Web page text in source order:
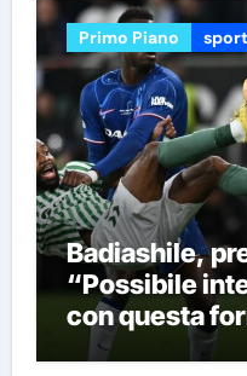
Primo Piano sport
Badiashile,
“Possibile
con questa